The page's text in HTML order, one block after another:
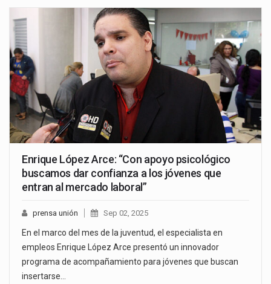
Enrique López Arce: “Con apoyo psicológico
buscamos dar confianza a los jóvenes que
entran al mercado laboral”
prensa unión Sep 02, 2025
En el marco del mes de la juventud, el especialista en
empleos Enrique López Arce presentó un innovador
programa de acompañamiento para jóvenes que buscan
insertarse…